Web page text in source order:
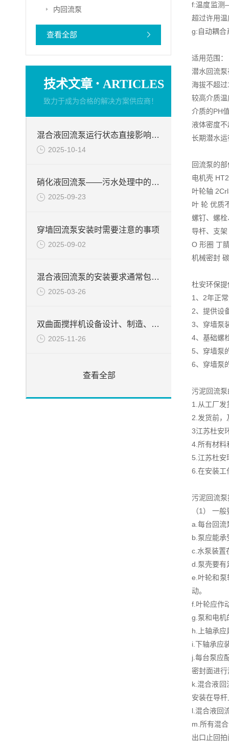
内回流泵
查看全部
技术文章 · ARTICLES
致力于成为合格的解决方案供应商！
混合液回流泵运行状态直接影响整个工艺流程的稳定性与效率
2025-10-14
硝化液回流泵——污水处理中的关键角色
2025-09-23
穿墙回流泵安装时需要注意的事项
2025-09-02
混合液回流泵的安装要求通常包括以下几个方面
2025-03-26
双曲面搅拌机设备设计、制造、检验所遵循的目录
2025-11-26
查看全部
f:温度监测
超过许用
g:自动耦
适用范围：
潜水回流
海拔不超
较高介质
介质的PH
液体密度
长期潜水
回流泵的
电机壳
叶轮轴
叶 轮 优质
螺钉、螺
导杆、支
O 形圈 丁
机械密封
杜安环保
1、2年正
2、提供设
3、穿墙泵
4、基础螺
5、穿墙泵
6、穿墙泵
污泥回流
1.从工厂发
2.发货前，
3江苏杜安
4.所有材料
5.江苏杜安
6.在安装工
污泥回流
（1） 一
a.每台回流
b.泵应能承
c.水泵装置
d.泵壳要有
e.叶轮和泵
动。
f.叶轮应作
g.泵和电机
h.上轴承应
i.下轴承应
j.每台泵应
密封面进
k.混合液回
安装在导
l.混合液回
m.所有混
出口止回